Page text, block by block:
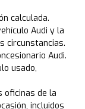
calculada.
Audi y la
circunstancias.
Audi.
usado,
oficinas de la
incluidos